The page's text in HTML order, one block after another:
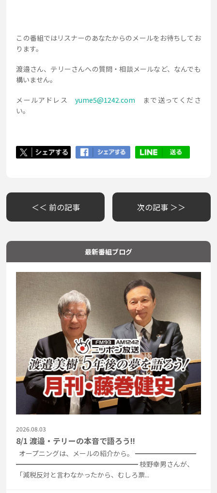
この番組ではリスナーのあなたからのメールをお待ちしてお
ります。
渡邉さん、テリーさんへの質問・相談メールなど、なんでも
構いません。
メールアドレス yume5@1242.com まで送ってくださ
い。
＜＜ 前の記事 次の記事 ＞＞
最新番組ブログ
2026.08.03
8/1 渡邉・テリーの本音で語ろう!!
オープニングは、メールの紹介から。 ━━━━━━━━━
━━━━━━━━━━━━━━━━━━ 枝野幸男さんが、
「減税反対と言わなかったから、むしろ票...